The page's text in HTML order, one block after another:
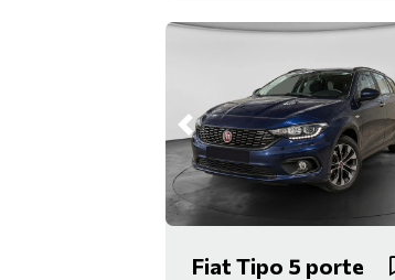
Fiat Tipo 5 porte